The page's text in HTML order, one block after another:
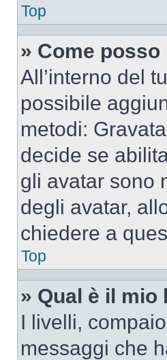
Top
» Come
All’interno del
possibile
metodi:
decide se
gli avatar sono
degli avatar,
chiedere a
Top
» Qual è il
I livelli,
messaggi che